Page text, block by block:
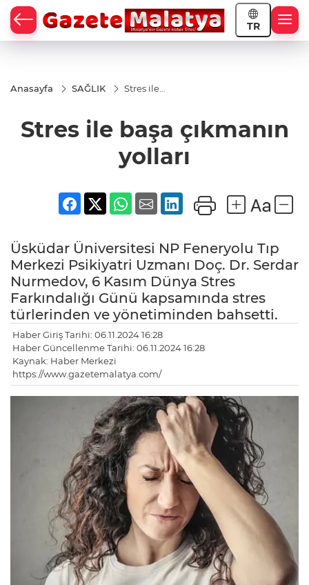
TR
Anasayfa SAĞLIK
Stres ile
yolları
Stres ile başa çıkmanın
yolları
Üsküdar Üniversitesi NP Feneryolu Tıp
Merkezi Psikiyatri Uzmanı Doç. Dr. Serdar
Nurmedov, 6 Kasım Dünya Stres
Farkındalığı Günü kapsamında stres
türlerinden ve yönetiminden bahsetti.
Haber Giriş Tarihi: 06.11.2024 16:28
Haber Güncellenme Tarihi: 06.11.2024 16:28
Kaynak: Haber Merkezi
https://www.gazetemalatya.com/